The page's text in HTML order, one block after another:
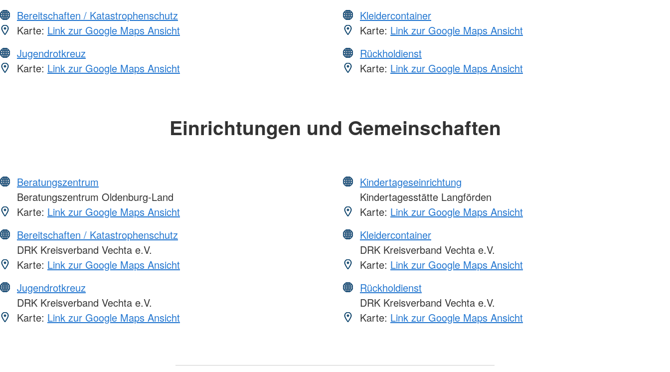
Bereitschaften / Katastrophenschutz
Karte: Link zur Google Maps Ansicht
Jugendrotkreuz
Karte: Link zur Google Maps Ansicht
Kleidercontainer
Karte: Link zur Google Maps Ansicht
Rückholdienst
Karte: Link zur Google Maps Ansicht
Einrichtungen und Gemeinschaften
Beratungszentrum
Beratungszentrum Oldenburg-Land
Karte: Link zur Google Maps Ansicht
Bereitschaften / Katastrophenschutz
DRK Kreisverband Vechta e.V.
Karte: Link zur Google Maps Ansicht
Jugendrotkreuz
DRK Kreisverband Vechta e.V.
Karte: Link zur Google Maps Ansicht
Kindertageseinrichtung
Kindertagesstätte Langförden
Karte: Link zur Google Maps Ansicht
Kleidercontainer
DRK Kreisverband Vechta e.V.
Karte: Link zur Google Maps Ansicht
Rückholdienst
DRK Kreisverband Vechta e.V.
Karte: Link zur Google Maps Ansicht